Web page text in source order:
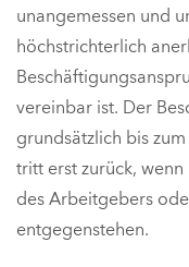
unangemessen und
höchstrichterlich
vereinbar ist. Der
grundsätzlich bis
tritt erst zurück,
des Arbeitgebers
entgegenstehen.